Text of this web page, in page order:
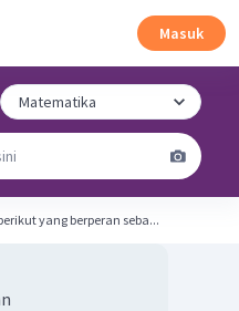
Masuk
yang berperan seba...